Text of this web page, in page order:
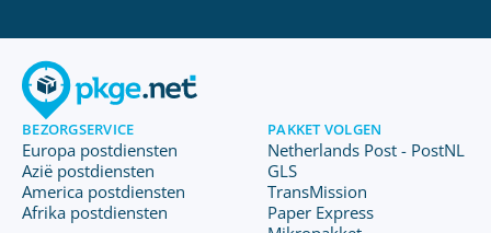
BEZORGSERVICE
Europa postdiensten
Azië postdiensten
America postdiensten
Afrika postdiensten
PAKKET VOLGEN
Netherlands Post - PostNL
GLS
TransMission
Paper Express